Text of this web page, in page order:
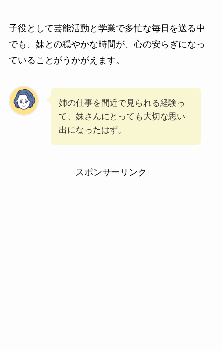
子役として芸能活動と学業で多忙な毎日を送る中
でも、妹との穏やかな時間が、心の安らぎになっ
ていることがうかがえます。
姉の仕事を間近で見られる経験っ
て、妹さんにとっても大切な思い
出になったはず。
スポンサーリンク